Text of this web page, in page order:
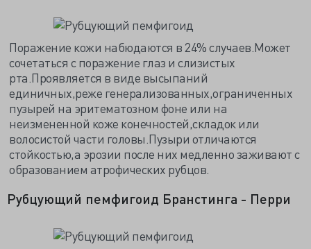
Поражение кожи набюдаются в 24% случаев.Может
сочетаться с поражение глаз и слизистых
рта.Проявляется в виде высыпаний
единичных,реже генерализованных,ограниченных
пузырей на эритематозном фоне или на
неизмененной коже конечностей,складок или
волосистой части головы.Пузыри отличаются
стойкостью,а эрозии после них медленно заживают с
образованием атрофических рубцов.
Рубцующий пемфигоид Бранстинга - Перри